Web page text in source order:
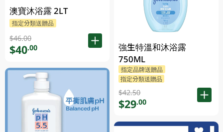
澳寶沐浴露 2LT
指定分類送贈品
$46.00
$40.00
強生特溫和沐浴露
750ML
指定品牌送贈品
指定分類送贈品
$42.50
$29.00